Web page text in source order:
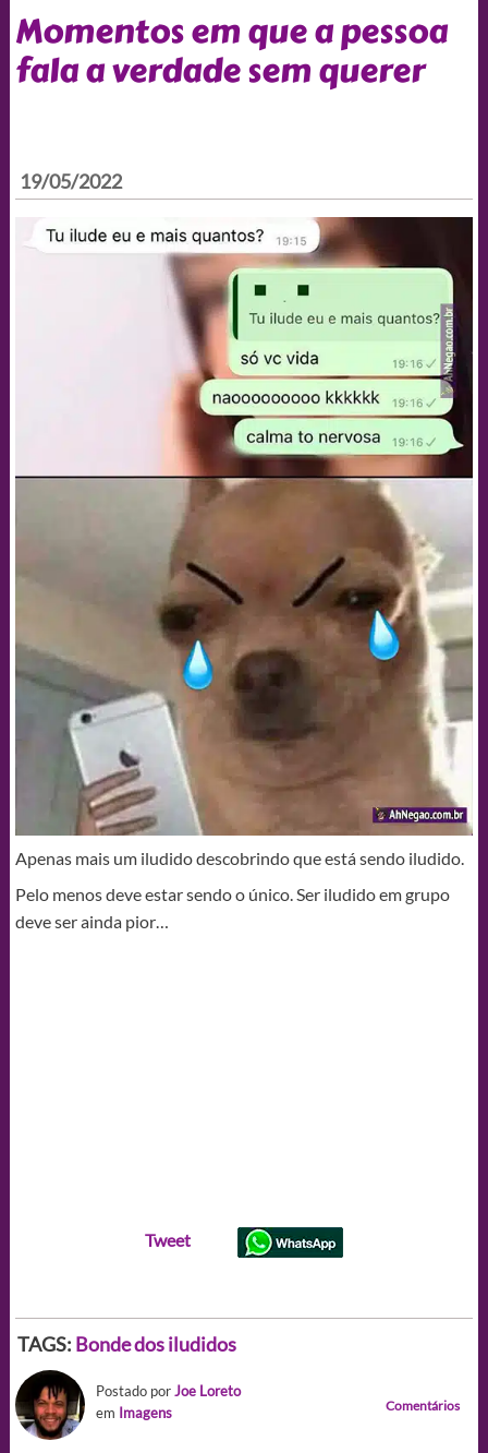
Momentos em que a pessoa
fala a verdade sem querer
19/05/2022
Apenas mais um iludido descobrindo que está sendo iludido.
Pelo menos deve estar sendo o único. Ser iludido em grupo
deve ser ainda pior…
Tweet
TAGS: Bonde dos iludidos
Postado porJoe Loreto
em Imagens Comentários